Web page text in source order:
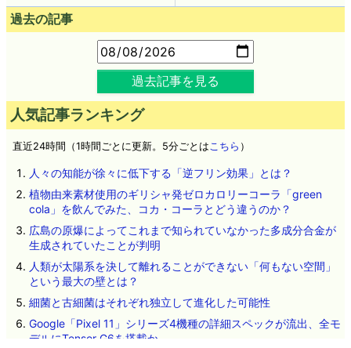
過去の記事
過去記事を見る
人気記事ランキング
直近24時間（1時間ごとに更新。5分ごとは こちら ）
人々の知能が徐々に低下する「逆フリン効果」とは？
植物由来素材使用のギリシャ発ゼロカロリーコーラ「green
cola」を飲んでみた、コカ・コーラとどう違うのか？
広島の原爆によってこれまで知られていなかった多成分合金が
生成されていたことが判明
人類が太陽系を決して離れることができない「何もない空間」
という最大の壁とは？
細菌と古細菌はそれぞれ独立して進化した可能性
Google「Pixel 11」シリーズ4機種の詳細スペックが流出、全モ
デルにTensor G6を搭載か